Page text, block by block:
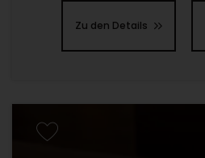
Zu den Details